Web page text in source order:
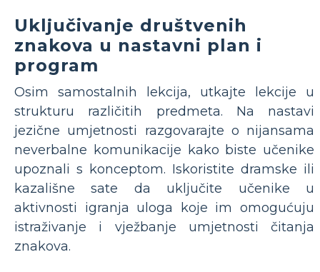
Uključivanje društvenih
znakova u nastavni plan i
program
Osim samostalnih lekcija, utkajte lekcije u
strukturu različitih predmeta. Na nastavi
jezične umjetnosti razgovarajte o nijansama
neverbalne komunikacije kako biste učenike
upoznali s konceptom. Iskoristite dramske ili
kazališne sate da uključite učenike u
aktivnosti igranja uloga koje im omogućuju
istraživanje i vježbanje umjetnosti čitanja
znakova.